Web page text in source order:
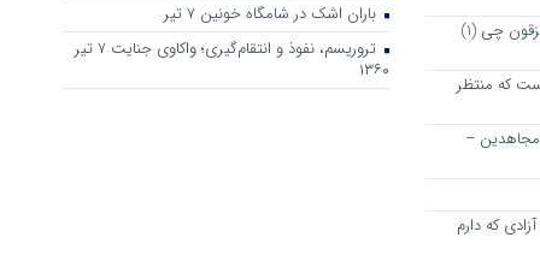
پیشنهاد دوستانه و خیر خواهانه به مزقون چی (1)
که منتظر
–
که دارم
باران اشک در شامگاه خونین 7 تیر
تروریسم، نفوذ و انتقام‌گیری؛ واکاوی جنایت ۷ تیر
۱۳۶۰